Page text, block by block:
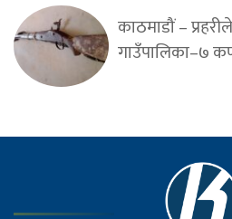
काठमाडौं –
गाउँपालिका–७